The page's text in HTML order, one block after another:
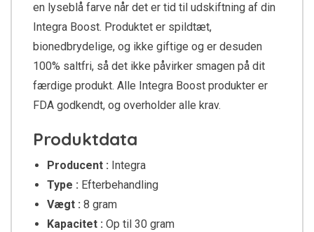
en lyseblå farve når det er tid til udskiftning af din
Integra Boost. Produktet er spildtæt,
bionedbrydelige, og ikke giftige og er desuden
100% saltfri, så det ikke påvirker smagen på dit
færdige produkt. Alle Integra Boost produkter er
FDA godkendt, og overholder alle krav.
Produktdata
Producent : Integra
Type : Efterbehandling
Vægt : 8 gram
Kapacitet : Op til 30 gram